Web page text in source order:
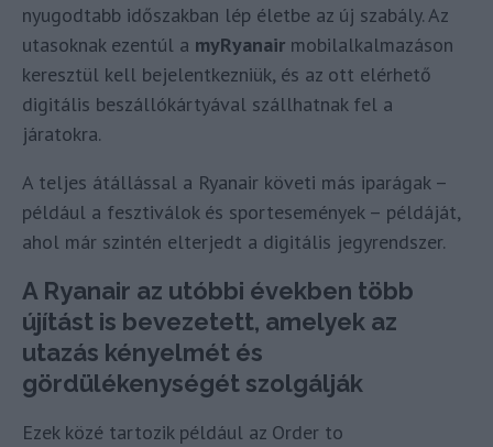
nyugodtabb időszakban lép életbe az új szabály. Az
utasoknak ezentúl a myRyanair mobilalkalmazáson
keresztül kell bejelentkezniük, és az ott elérhető
digitális beszállókártyával szállhatnak fel a
járatokra.
A teljes átállással a Ryanair követi más iparágak –
például a fesztiválok és sportesemények – példáját,
ahol már szintén elterjedt a digitális jegyrendszer.
A Ryanair az utóbbi években több
újítást is bevezetett, amelyek az
utazás kényelmét és
gördülékenységét szolgálják
Ezek közé tartozik például az Order to